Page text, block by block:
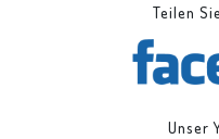
Teilen
Unser